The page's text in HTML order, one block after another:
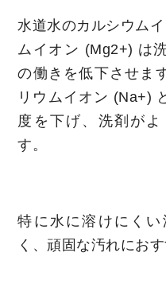
水道水のカルシウム
ムイオン (Mg2+) は
の働きを低下させま
リウムイオン (Na+)
度を下げ、洗剤が
す。
特に水に溶けにく
く、頑固な汚れにお